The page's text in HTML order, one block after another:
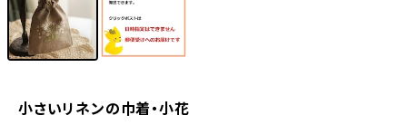
小さいリネンの巾着・小花